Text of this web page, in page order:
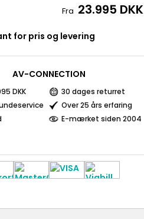
Fra 23.995 DKK
for pris og levering
AV-CONNECTION
DKK
30 dages returret
Over 25 års erfaring
E-mærket siden 2004